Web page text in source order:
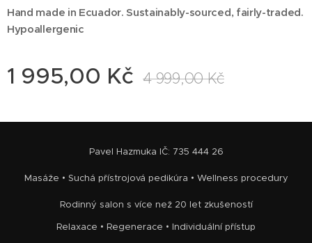
Hand made in Ecuador. Sustainably-sourced, fairly-traded.
Hypoallergenic
1 995,00 Kč 4 999,00Kč
Pavel Hazmuka IČ: 735 444 26
Masáže • Suchá přístrojová pedikúra • Wellness procedury
Rodinný salon s více než 20 let zkušeností
Relaxace • Regenerace • Individuální přístup